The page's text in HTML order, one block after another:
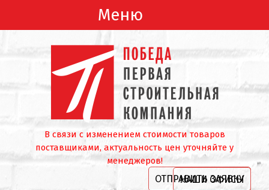
Меню
В связи с изменением стоимости товаров
поставщиками, актуальность цен уточняйте у
менеджеров!
ОТПРАВИТЬ ЗАЯВКУ
НАШИ ОФИСЫ